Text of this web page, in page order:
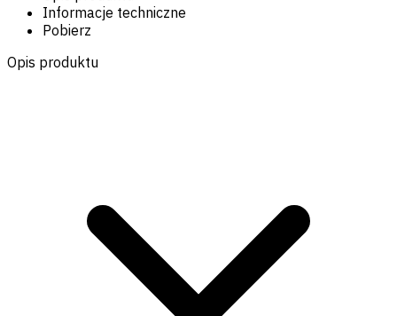
Informacje techniczne
Pobierz
Opis produktu